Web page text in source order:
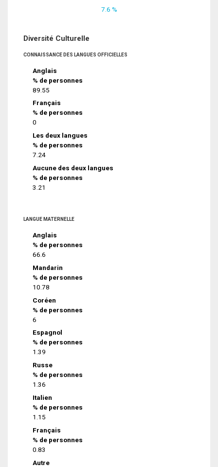
7.6 %
Diversité Culturelle
CONNAISSANCE DES LANGUES OFFICIELLES
Anglais
% de personnes
89.55
Français
% de personnes
0
Les deux langues
% de personnes
7.24
Aucune des deux langues
% de personnes
3.21
LANGUE MATERNELLE
Anglais
% de personnes
66.6
Mandarin
% de personnes
10.78
Coréen
% de personnes
6
Espagnol
% de personnes
1.39
Russe
% de personnes
1.36
Italien
% de personnes
1.15
Français
% de personnes
0.83
Autre